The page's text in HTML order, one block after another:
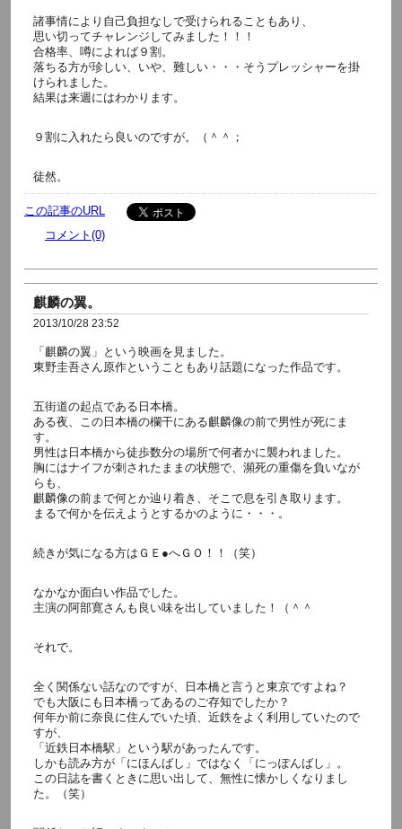
諸事情により自己負担なしで受けられることもあり、
思い切ってチャレンジしてみました！！！
合格率、噂によれば９割。
落ちる方が珍しい、いや、難しい・・・そうプレッシャーを掛
けられました。
結果は来週にはわかります。
９割に入れたら良いのですが。（＾＾；
徒然。
この記事のURL
コメント(0)
麒麟の翼。
2013/10/28 23:52
「麒麟の翼」という映画を見ました。
東野圭吾さん原作ということもあり話題になった作品です。
五街道の起点である日本橋。
ある夜、この日本橋の欄干にある麒麟像の前で男性が死にま
す。
男性は日本橋から徒歩数分の場所で何者かに襲われました。
胸にはナイフが刺されたままの状態で、瀕死の重傷を負いなが
らも、
麒麟像の前まで何とか辿り着き、そこで息を引き取ります。
まるで何かを伝えようとするかのように・・・。
続きが気になる方はＧＥ●へＧＯ！！（笑）
なかなか面白い作品でした。
主演の阿部寛さんも良い味を出していました！（＾＾
それで。
全く関係ない話なのですが、日本橋と言うと東京ですよね？
でも大阪にも日本橋ってあるのご存知でしたか？
何年か前に奈良に住んでいた頃、近鉄をよく利用していたので
すが、
「近鉄日本橋駅」という駅があったんです。
しかも読み方が「にほんばし」ではなく「にっぽんばし」。
この日誌を書くときに思い出して、無性に懐かしくなりまし
た。（笑）